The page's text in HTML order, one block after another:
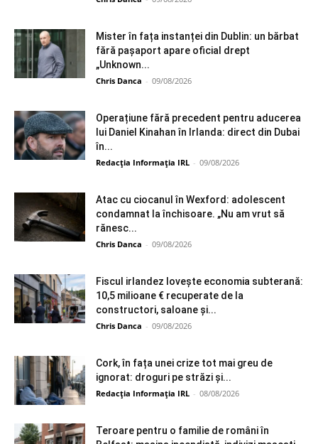
Mister în fața instanței din Dublin: un bărbat
fără pașaport apare oficial drept
„Unknown...
Chris Danca - 09/08/2026
Operațiune fără precedent pentru aducerea
lui Daniel Kinahan în Irlanda: direct din Dubai
în...
Redacția Informația IRL - 09/08/2026
Atac cu ciocanul în Wexford: adolescent
condamnat la închisoare. „Nu am vrut să
rănesc...
Chris Danca - 09/08/2026
Fiscul irlandez lovește economia subterană:
10,5 milioane € recuperate de la
constructori, saloane și...
Chris Danca - 09/08/2026
Cork, în fața unei crize tot mai greu de
ignorat: droguri pe străzi și...
Redacția Informația IRL - 08/08/2026
Teroare pentru o familie de români în